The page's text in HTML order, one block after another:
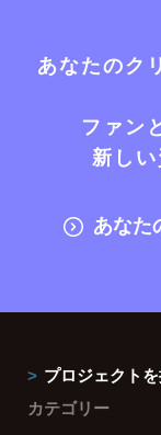
あなたのク
ファン
新し
あなた
プロジェクト
カテゴリー